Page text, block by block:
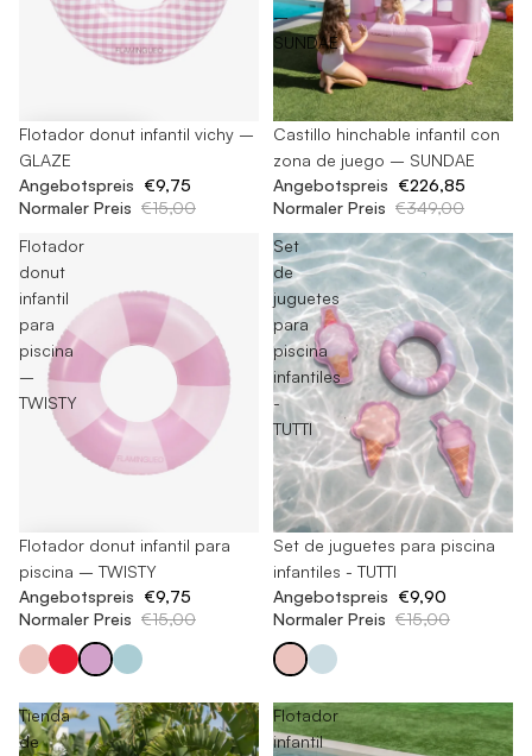
-35%
Flotador donut infantil vichy –
GLAZE
Angebotspreis €9,75
Normaler Preis €15,00
–
SUNDAE
-35%
Castillo hinchable infantil con
zona de juego – SUNDAE
Angebotspreis €226,85
Normaler Preis €349,00
Flotador
donut
infantil
para
piscina
–
TWISTY
-35%
Flotador donut infantil para
piscina – TWISTY
Angebotspreis €9,75
Normaler Preis €15,00
Set
de
juguetes
para
piscina
infantiles
-
TUTTI
-34%
Set de juguetes para piscina
infantiles - TUTTI
Angebotspreis €9,90
Normaler Preis €15,00
Tienda
de
Flotador
infantil